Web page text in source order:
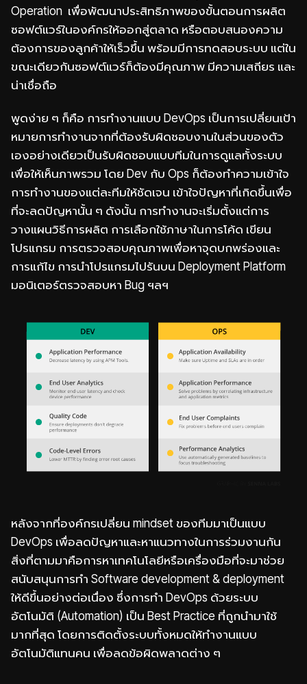
Operation เพื่อพัฒนาประสิทธิภาพของขั้นตอนการผลิต
ซอฟต์แวร์ในองค์กรให้ออกสู่ตลาด หรือตอบสนองความ
ต้องการของลูกค้าให้เร็วขึ้น พร้อมมีการทดสอบระบบ แต่ใน
ขณะเดียวกันซอฟต์แวร์ก็ต้องมีคุณภาพ มีความเสถียร และ
น่าเชื่อถือ
พูดง่าย ๆ ก็คือ การทำงานแบบ DevOps เป็นการเปลี่ยนเป้า
หมายการทำงานจากที่ต้องรับผิดชอบงานในส่วนของตัว
เองอย่างเดียวเป็นรับผิดชอบแบบทีมในการดูแลทั้งระบบ
เพื่อให้เห็นภาพรวม โดย Dev กับ Ops ก็ต้องทำความเข้าใจ
การทำงานของแต่ละทีมให้ชัดเจน เข้าใจปัญหาที่เกิดขึ้นเพื่อ
ที่จะลดปัญหานั้น ๆ ดังนั้น การทำงานจะเริ่มตั้งแต่การ
วางแผนวิธีการผลิต การเลือกใช้ภาษาในการโค้ด เขียน
โปรแกรม การตรวจสอบคุณภาพเพื่อหาจุดบกพร่องและ
การแก้ไข การนำโปรแกรมไปรันบน Deployment Platform
มอนิเตอร์ตรวจสอบหา Bug ฯลฯ
หลังจากที่องค์กรเปลี่ยน mindset ของทีมมาเป็นแบบ
DevOps เพื่อลดปัญหาและหาแนวทางในการร่วมงานกัน
สิ่งที่ตามมาคือการหาเทคโนโลยีหรือเครื่องมือที่จะมาช่วย
สนับสนุนการทำ Software development & deployment
ให้ดีขึ้นอย่างต่อเนื่อง ซึ่งการทำ DevOps ด้วยระบบ
อัตโนมัติ (Automation) เป็น Best Practice ที่ถูกนำมาใช้
มากที่สุด โดยการติดตั้งระบบทั้งหมดให้ทำงานแบบ
อัตโนมัติแทนคน เพื่อลดข้อผิดพลาดต่าง ๆ